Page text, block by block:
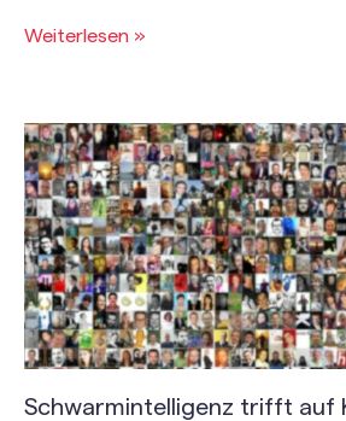
Weiterlesen »
Schwarmintelligenz trifft auf